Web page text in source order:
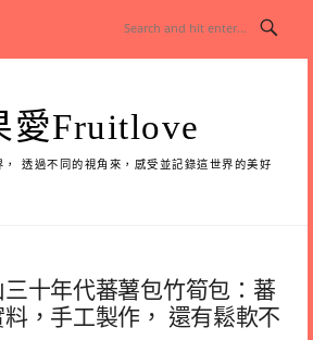
愛Fruitlove
， 透過不同的視角來，感受並記錄這世界的美好
十年代蕃薯包竹筍包：蕃
，手工製作， 還有鬆軟不